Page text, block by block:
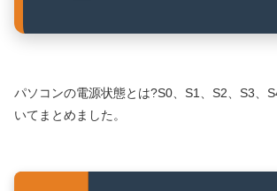
パソコンの電源状態とは?S0、S1、S2、S3、
いてまとめました。